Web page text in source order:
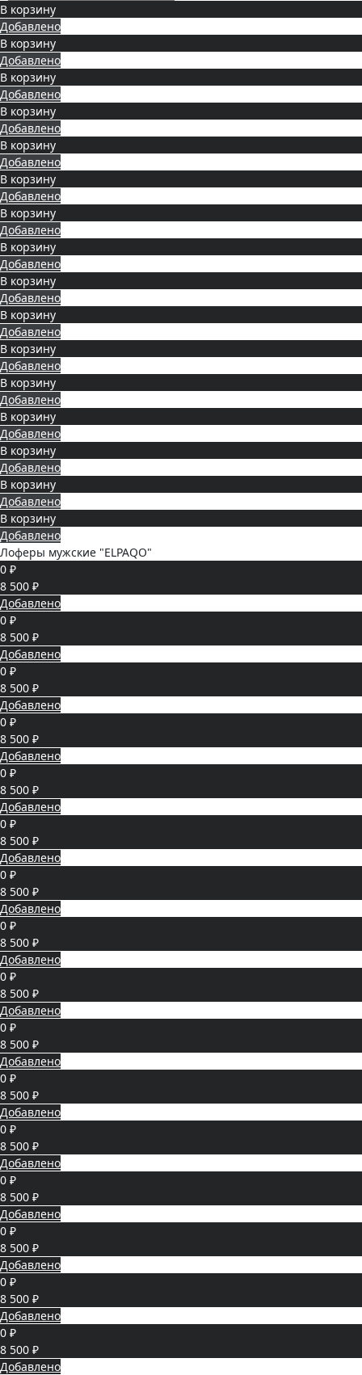
В корзину
Добавлено
В корзину
Добавлено
В корзину
Добавлено
В корзину
Добавлено
В корзину
Добавлено
В корзину
Добавлено
В корзину
Добавлено
В корзину
Добавлено
В корзину
Добавлено
В корзину
Добавлено
В корзину
Добавлено
В корзину
Добавлено
В корзину
Добавлено
В корзину
Добавлено
В корзину
Добавлено
В корзину
Добавлено
Лоферы мужские "ELPAQO"
0 ₽
8 500 ₽
Добавлено
0 ₽
8 500 ₽
Добавлено
0 ₽
8 500 ₽
Добавлено
0 ₽
8 500 ₽
Добавлено
0 ₽
8 500 ₽
Добавлено
0 ₽
8 500 ₽
Добавлено
0 ₽
8 500 ₽
Добавлено
0 ₽
8 500 ₽
Добавлено
0 ₽
8 500 ₽
Добавлено
0 ₽
8 500 ₽
Добавлено
0 ₽
8 500 ₽
Добавлено
0 ₽
8 500 ₽
Добавлено
0 ₽
8 500 ₽
Добавлено
0 ₽
8 500 ₽
Добавлено
0 ₽
8 500 ₽
Добавлено
0 ₽
8 500 ₽
Добавлено